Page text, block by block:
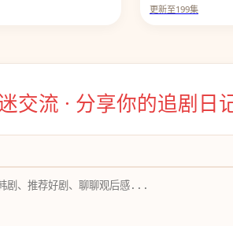
更新至199集
交流 · 分享你的追剧日